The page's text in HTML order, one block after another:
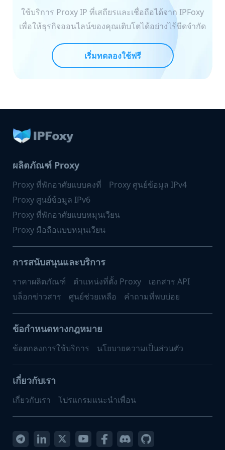
ใช้บริการ Proxy IP ที่เสถียรและเชื่อถือได้จาก IPFoxy
เพื่อให้ธุรกิจออนไลน์ของคุณเติบโตได้อย่างไร้ขีดจำกัด
เริ่มทดลองใช้ฟรี
ผลิตภัณฑ์ Proxy
Proxy ที่พักอาศัยแบบคงที่
Proxy ศูนย์ข้อมูล IPv4
Proxy ศูนย์ข้อมูล IPv6
Proxy ที่พักอาศัยแบบหมุนเวียน
Proxy มือถือแบบหมุนเวียน
การสนับสนุนและบริการ
ราคาผลิตภัณฑ์ ตำแหน่งที่ตั้ง Proxy
เอกสาร API
บล็อกข่าวสาร
ศูนย์ช่วยเหลือ คำถามที่พบบ่อย
ข้อกำหนดทางกฎหมาย
ข้อตกลงการใช้บริการ นโยบายความเป็นส่วนตัว
เกี่ยวกับเรา
เกี่ยวกับเรา โปรแกรมแนะนำเพื่อน